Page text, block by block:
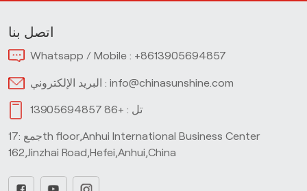
اتصل بنا
Whatsapp / Mobile : +8613905694857
البريد الإلكتروني : info@chinasunshine.com
تل : +86 13905694857
جمع :17th floor,Anhui International Business Center
162,Jinzhai Road,Hefei,Anhui,China